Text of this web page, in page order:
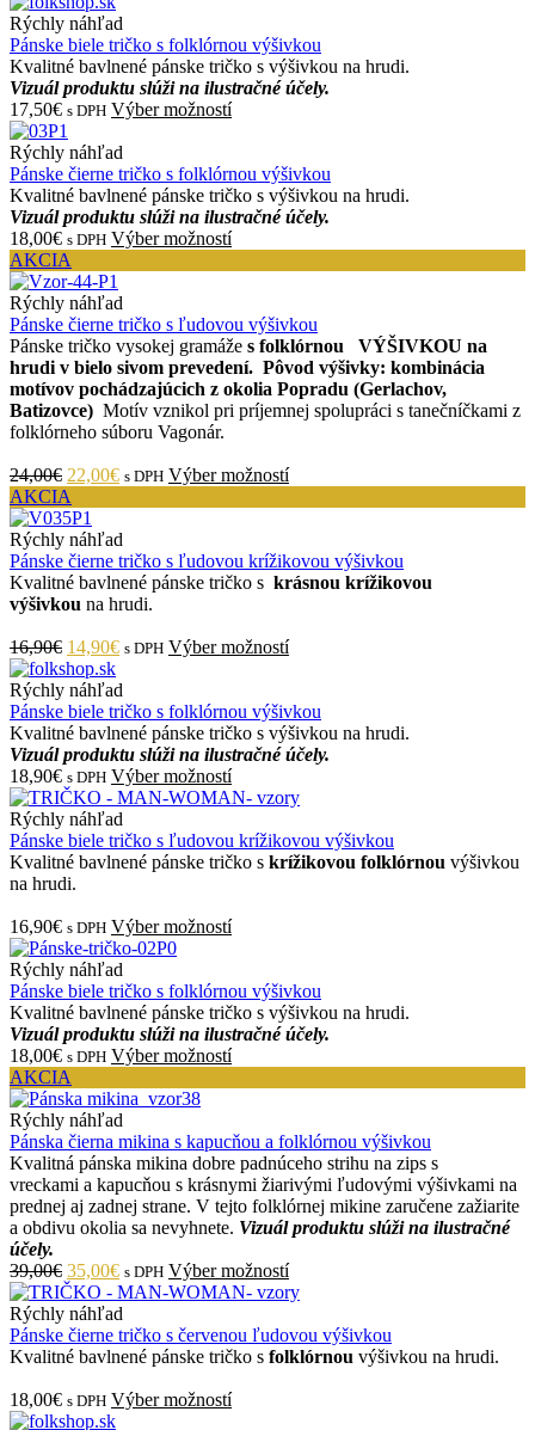
Rýchly náhľad
Pánske biele tričko s folklórnou výšivkou
Kvalitné bavlnené pánske tričko s výšivkou na hrudi.
Vizuál produktu slúži na ilustračné účely.
17,50€ s DPH Výber možností
Rýchly náhľad
Pánske čierne tričko s folklórnou výšivkou
Kvalitné bavlnené pánske tričko s výšivkou na hrudi.
Vizuál produktu slúži na ilustračné účely.
18,00€ s DPH Výber možností
AKCIA
Rýchly náhľad
Pánske čierne tričko s ľudovou výšivkou
Pánske tričko vysokej gramáže s folklórnou VÝŠIVKOU na
hrudi v bielo sivom prevedení. Pôvod výšivky: kombinácia
motívov pochádzajúcich z okolia Popradu (Gerlachov,
Batizovce) Motív vznikol pri príjemnej spolupráci s tanečníčkami z
folklórneho súboru Vagonár.
24,00€ 22,00€ s DPH Výber možností
AKCIA
Rýchly náhľad
Pánske čierne tričko s ľudovou krížikovou výšivkou
Kvalitné bavlnené pánske tričko s krásnou krížikovou
výšivkou na hrudi.
16,90€ 14,90€ s DPH Výber možností
Rýchly náhľad
Pánske biele tričko s folklórnou výšivkou
Kvalitné bavlnené pánske tričko s výšivkou na hrudi.
Vizuál produktu slúži na ilustračné účely.
18,90€ s DPH Výber možností
Rýchly náhľad
Pánske biele tričko s ľudovou krížikovou výšivkou
Kvalitné bavlnené pánske tričko s krížikovou folklórnou výšivkou
na hrudi.
16,90€ s DPH Výber možností
Rýchly náhľad
Pánske biele tričko s folklórnou výšivkou
Kvalitné bavlnené pánske tričko s výšivkou na hrudi.
Vizuál produktu slúži na ilustračné účely.
18,00€ s DPH Výber možností
AKCIA
Rýchly náhľad
Pánska čierna mikina s kapucňou a folklórnou výšivkou
Kvalitná pánska mikina dobre padnúceho strihu na zips s
vreckami a kapucňou s krásnymi žiarivými ľudovými výšivkami na
prednej aj zadnej strane. V tejto folklórnej mikine zaručene zažiarite
a obdivu okolia sa nevyhnete. Vizuál produktu slúži na ilustračné
účely.
39,00€ 35,00€ s DPH Výber možností
Rýchly náhľad
Pánske čierne tričko s červenou ľudovou výšivkou
Kvalitné bavlnené pánske tričko s folklórnou výšivkou na hrudi.
18,00€ s DPH Výber možností